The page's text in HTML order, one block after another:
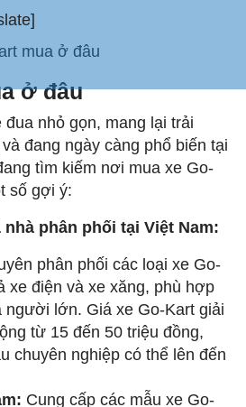
mua ở đâu
ở đâu
nhỏ gọn, mang lại trải
đang ngày càng phổ biến tại
tìm kiếm nơi mua xe Go-
số gợi ý:
phân phối tại Việt Nam:
phân phối các loại xe Go-
xe điện và xe xăng, phù hợp
người lớn. Giá xe Go-Kart giải
từ 15 đến 50 triệu đồng,
chuyên nghiệp có thể lên đến
Cung cấp các mẫu xe Go-